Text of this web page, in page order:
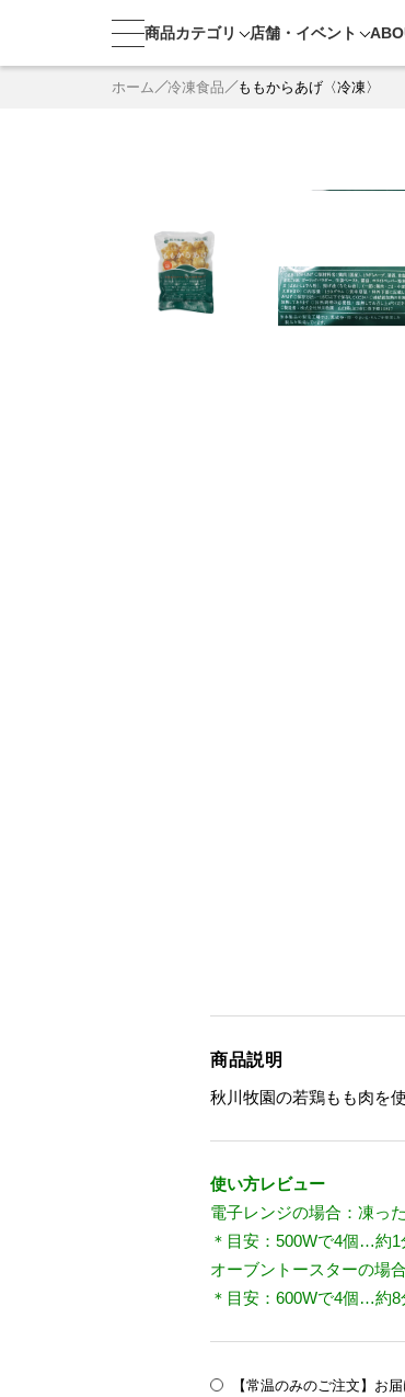
商品カテゴリ 店舗・ イベント
ホーム 冷凍食品 ももからあげ〈冷凍〉
商品説明
秋川牧園の若鶏もも肉を
使い方レビュー
電子レンジの場合：凍っ
＊目安：500Wで4個…約
オーブントースターの場
＊目安：600Wで4個…約
【常温のみのご注文】お